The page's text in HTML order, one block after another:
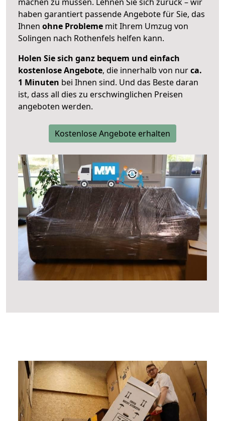
haben garantiert passende Angebote für Sie, das
Ihnen ohne Probleme mit Ihrem Umzug von
Solingen nach Rothenfels helfen kann.
Holen Sie sich ganz bequem und einfach
kostenlose Angebote, die innerhalb von nurca.
1 Minuten bei Ihnen sind. Und das Beste daran
ist, dass all dies zu erschwinglichen Preisen
angeboten werden.
Kostenlose Angebote erhalten